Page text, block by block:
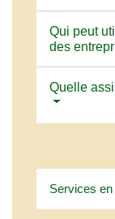
Qui peut
des
Quelle
Services